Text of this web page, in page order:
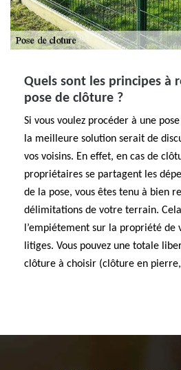
Quels sont les principes à
pose de clôture ?
Si vous voulez procéder à une
la meilleure solution serait de
vos voisins. En effet, en cas de
propriétaires se partagent les
de la pose, vous êtes tenu à bien
délimitations de votre terrain.
l’empiétement sur la propriété de
litiges. Vous pouvez une totale
clôture à choisir (clôture en